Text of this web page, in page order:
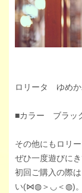
ロリータ ゆめか
■カラー ブラ
その他にもロリ
ぜひ一度遊びに
初回ご購入の際
い(⋈◍＞◡＜◍)